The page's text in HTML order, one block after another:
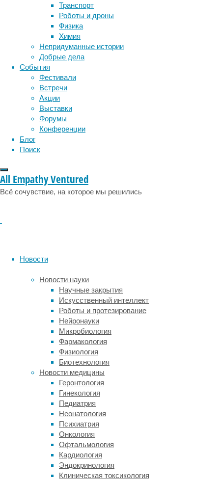
Транспорт
Роботы и дроны
Физика
Химия
Непридуманные истории
Добрые дела
События
Фестивали
Встречи
Акции
Выставки
Форумы
Конференции
Блог
Поиск
All Empathy Ventured
Всё сочувствие, на которое мы решились
Новости
Новости науки
Научные закрытия
Искусственный интеллект
Роботы и протезирование
Нейронауки
Микробиология
Фармакология
Физиология
Биотехнология
Новости медицины
Геронтология
Гинекология
Педиатрия
Неонатология
Психиатрия
Онкология
Офтальмология
Кардиология
Эндокринология
Клиническая токсикология
Аэрозольные
частицы
сравнительно
велики,
и
от
них
можно
защититься,
если
носить
лицевые
маски.
специальных
типов,
из
тканей.
Сотрудники
Аризонского
университета
вместе
коллегами
Университета
Лидса
решили
сравнить,
насколько
маски
разного
типа
эффективны
против
нового
лекарства медицина
мозг наука
нейробиология
нейрофизиология
поведение
сон социальные проблемы
физиология
эмоции эпидемия